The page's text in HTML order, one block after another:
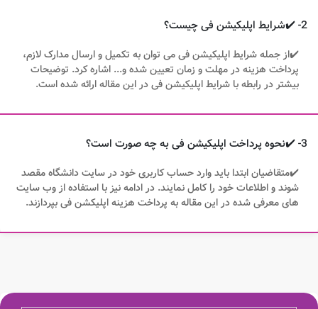
2- ✔️شرایط اپلیکیشن فی چیست؟
✔️از جمله شرایط اپلیکیشن فی می توان به تکمیل و ارسال مدارک لازم،
پرداخت هزینه در مهلت و زمان تعیین شده و... اشاره کرد. توضیحات
بیشتر در رابطه با شرایط اپلیکیشن فی در این مقاله ارائه شده است.
3- ✔️نحوه پرداخت اپلیکیشن فی به چه صورت است؟
✔️متقاضیان ابتدا باید وارد حساب کاربری خود در سایت دانشگاه مقصد
شوند و اطلاعات خود را کامل نمایند. در ادامه نیز با استفاده از وب سایت
های معرفی شده در این مقاله به پرداخت هزینه اپلیکشن فی بپردازند.